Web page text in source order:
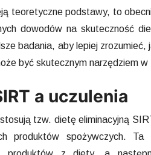
teoretyczne podstawy, to
dowodów na skuteczność
badania, aby lepiej
być skutecznym narzędziem w
a uczulenia
tzw. dietę eliminacyjną
produktów spożywczych.